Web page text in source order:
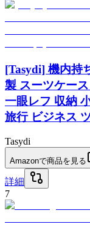
[Tasydi] 機内持
製 スーツケー
一眼レフ 収納
旅行 ビジネス
Tasydi
Amazonで商品を見る
詳細
7